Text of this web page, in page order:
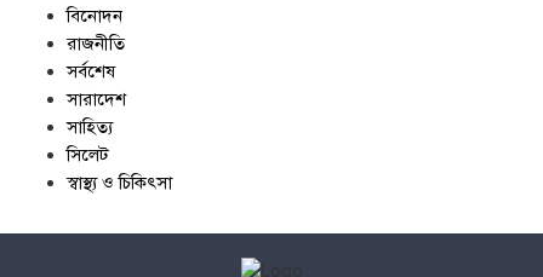
বিনোদন
রাজনীতি
সর্বশেষ
সারাদেশ
সাহিত্য
সিলেট
স্বাস্থ্য ও চিকিৎসা